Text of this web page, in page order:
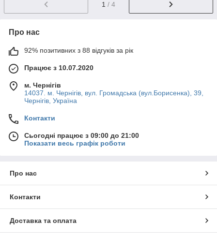
1 / 4
Про нас
92% позитивних з 88 відгуків за рік
Працює з 10.07.2020
м. Чернігів
14037. м. Чернігів, вул. Громадська (вул.Борисенка), 39,
Чернігів, Україна
Контакти
Сьогодні працює з 09:00 до 21:00
Показати весь графік роботи
Про нас
Контакти
Доставка та оплата